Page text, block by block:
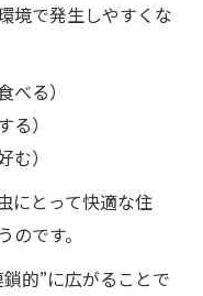
境で発生しやすくな
る）
）
）
にとって快適な住
です。
的”に広がることで